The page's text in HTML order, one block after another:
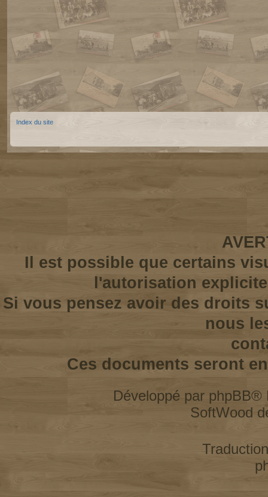
Index du site
Il est possible que certains
l'autorisation
Si vous pensez avoir des droits
nous
Ces documents seront
Développé par phpBB®
SoftWood